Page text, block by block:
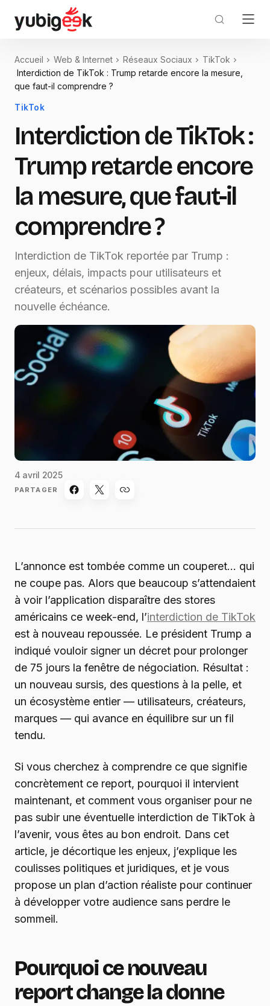
Accueil Web & Internet Réseaux Sociaux
TikTok
Interdiction de TikTok : Trump retarde encore la mesure,
que faut-il comprendre ?
TikTok
Interdiction de TikTok :
Trump retarde encore
la mesure, que faut-il
comprendre ?
Interdiction de TikTok reportée par Trump :
enjeux, délais, impacts pour utilisateurs et
créateurs, et scénarios possibles avant la
nouvelle échéance.
4 avril 2025
PARTAGER
L’annonce est tombée comme un couperet… qui
ne coupe pas. Alors que beaucoup s’attendaient
à voir l’application disparaître des stores
américains ce week-end, l’interdiction de TikTok
est à nouveau repoussée. Le président Trump a
indiqué vouloir signer un décret pour prolonger
de 75 jours la fenêtre de négociation. Résultat :
un nouveau sursis, des questions à la pelle, et
un écosystème entier — utilisateurs, créateurs,
marques — qui avance en équilibre sur un fil
tendu.
Si vous cherchez à comprendre ce que signifie
concrètement ce report, pourquoi il intervient
maintenant, et comment vous organiser pour ne
pas subir une éventuelle interdiction de TikTok à
l’avenir, vous êtes au bon endroit. Dans cet
article, je décortique les enjeux, j’explique les
coulisses politiques et juridiques, et je vous
propose un plan d’action réaliste pour continuer
à développer votre audience sans perdre le
sommeil.
Pourquoi ce nouveau
report change la donne